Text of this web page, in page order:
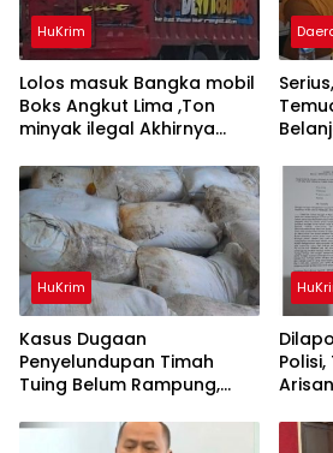
HuKrim
Lolos masuk Bangka mobil
Boks Angkut Lima ,Ton
minyak ilegal Akhirnya
HuKrim
Kasus Dugaan
Penyelundupan Timah
Tuing Belum Rampung,
Dalam Informasi